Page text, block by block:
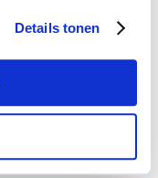
Details tonen